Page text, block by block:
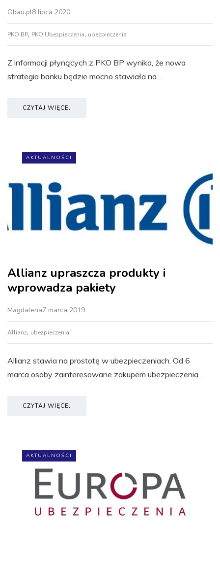
Obau.pl8 lipca 2020
PKO BP, PKO Ubezpieczenia, ubezpieczenia
Z informacji płynących z PKO BP wynika, że nowa
strategia banku będzie mocno stawiała na…
CZYTAJ WIĘCEJ
AKTUALNOŚCI
Allianz upraszcza produkty i
wprowadza pakiety
Magdalena7 marca 2019
Allianz, ubezpieczenia
Allianz stawia na prostotę w ubezpieczeniach. Od 6
marca osoby zainteresowane zakupem ubezpieczenia…
CZYTAJ WIĘCEJ
AKTUALNOŚCI